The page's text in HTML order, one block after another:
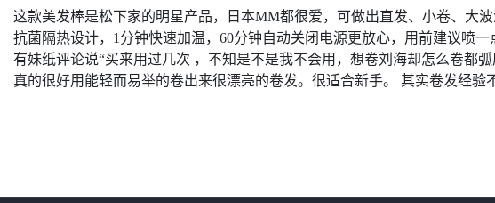
这款美发棒是松下家的明星产品，日本MM都很爱，可做出直发、小卷、大
抗菌隔热设计，1分钟快速加温，60分钟自动关闭电源更放心，用前建议喷
有妹纸评论说“买来用过几次 ，不知是不是我不会用，想卷刘海却怎么卷都
真的很好用能轻而易举的卷出来很漂亮的卷发。很适合新手。 其实卷发经